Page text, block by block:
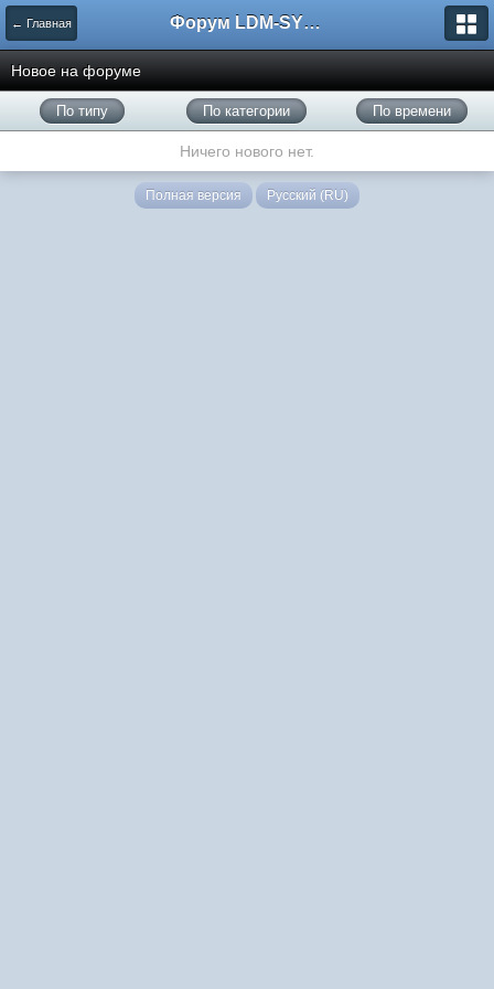
← Главная Форум LDM-SYSTEMS
Новое на форуме
По типу По категории По времени
Ничего нового нет.
Полная версия Русский (RU)